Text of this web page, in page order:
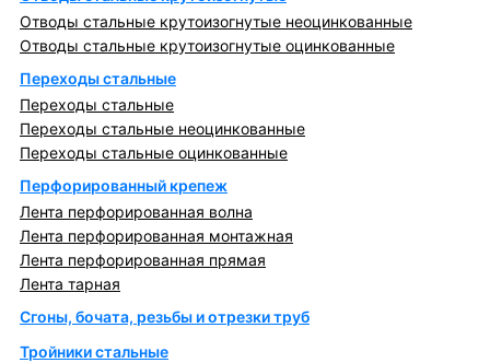
Отводы стальные крутоизогнутые неоцинкованные
Отводы стальные крутоизогнутые оцинкованные
Переходы стальные
Переходы стальные
Переходы стальные неоцинкованные
Переходы стальные оцинкованные
Перфорированный крепеж
Лента перфорированная волна
Лента перфорированная монтажная
Лента перфорированная прямая
Лента тарная
Сгоны, бочата, резьбы и отрезки труб
Тройники стальные